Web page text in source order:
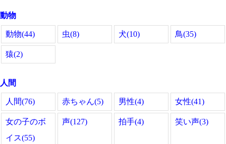
動物
動物(44) 虫(8) 犬(10) 鳥(35)
猿(2)
人間
人間(76) 赤ちゃん(5) 男性(4) 女性(41)
女の子のボ
イス(55)
声(127) 拍手(4) 笑い声(3)